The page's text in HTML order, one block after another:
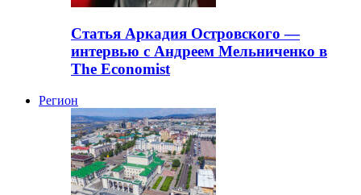
Статья Аркадия Островского —
интервью с Андреем Мельниченко в
The Economist
Регион